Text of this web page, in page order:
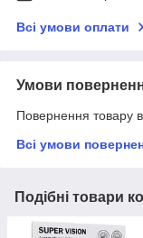
Всі умови оплати
Умови
Повернення товару
Всі умови
Подібні товари